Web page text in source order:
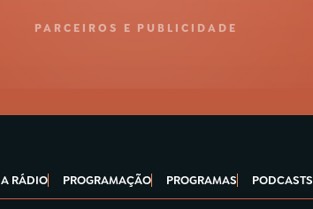
PARCEIROS E PUBLICIDADE
A RÁDIO PROGRAMAÇÃO PROGRAMAS PODCASTS